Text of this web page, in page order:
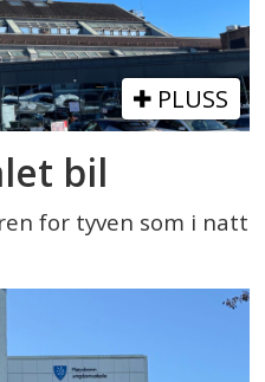
PLUSS
bil
for tyven som i natt